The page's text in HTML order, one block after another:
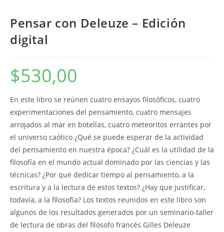
Pensar con Deleuze – Edición
digital
$530,00
En este libro se reúnen cuatro ensayos filosóficos, cuatro
experimentaciones del pensamiento, cuatro mensajes
arrojados al mar en botellas, cuatro meteoritos errantes por
el universo caótico ¿Qué se puede esperar de la actividad
del pensamiento en nuestra época? ¿Cuál es la utilidad de la
filosofía en el mundo actual dominado por las ciencias y las
técnicas? ¿Por qué dedicar tiempo al pensamiento, a la
escritura y a la lectura de estos textos? ¿Hay que justificar,
todavía, a la filosofía? Los textos reunidos en este libro son
algunos de los resultados generados por un seminario-taller
de lectura de obras del filósofo francés Gilles Deleuze